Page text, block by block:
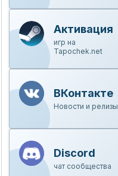
Активация
игр на
Tapochek.net
ВКонтакте
Новости и релизы
Discord
чат сообщества